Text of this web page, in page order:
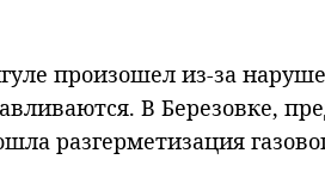
произошел из-за
В Березовке,
разгерметизация